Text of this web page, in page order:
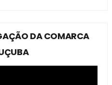
DA COMARCA